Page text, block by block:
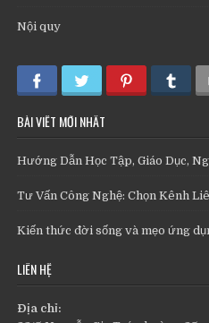
Nội quy
BÀI VIẾT MỚI NHẤT
Hướng Dẫn Học Tập, Giáo Dục,
Tư Vấn Công Nghệ: Chọn Kênh
Kiến thức đời sống và mẹo ứng
LIÊN HỆ
Địa chỉ: